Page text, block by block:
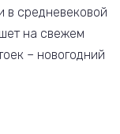
в средневековой
на свежем
– новогодний